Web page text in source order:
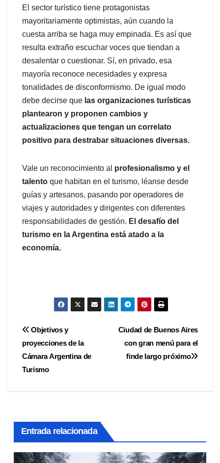
El sector turístico tiene protagonistas
mayoritariamente optimistas, aún cuando la
cuesta arriba se haga muy empinada. Es así que
resulta extraño escuchar voces que tiendan a
desalentar o cuestionar. Sí, en privado, esa
mayoría reconoce necesidades y expresa
tonalidades de disconformismo. De igual modo
debe decirse que las organizaciones turísticas
plantearon y proponen cambios y
actualizaciones que tengan un correlato
positivo para destrabar situaciones diversas.
Vale un reconocimiento al profesionalismo y el
talento que habitan en el turismo, léanse desde
guías y artesanos, pasando por operadores de
viajes y autoridades y dirigentes con diferentes
responsabilidades de gestión. El desafío del
turismo en la Argentina está atado a la
economía.
Navegación
de
entradas
Ciudad de Buenos Aires
con gran menú para el
finde largo próximo
Objetivos y
proyecciones de la
Cámara Argentina de
Turismo
Entrada relacionada